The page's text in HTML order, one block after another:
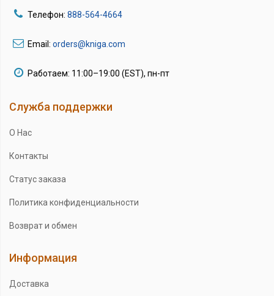
Телефон: 888-564-4664
Email: orders@kniga.com
Работаем: 11:00–19:00 (EST), пн-пт
Служба поддержки
О Нас
Контакты
Статус заказа
Политика конфиденциальности
Возврат и обмен
Информация
Доставка